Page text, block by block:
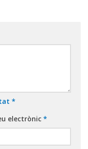
*
electrònic *